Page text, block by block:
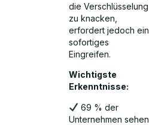
die Verschlüsselung
zu knacken,
erfordert jedoch ein
sofortiges
Eingreifen.
Wichtigste
Erkenntnisse:
69 % der
Unternehmen sehen